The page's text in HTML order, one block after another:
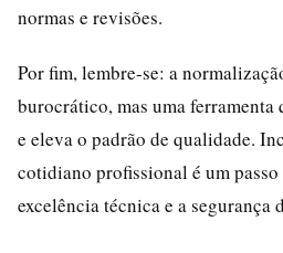
normas e revisões.
Por fim, lembre-se: a
burocrático, mas uma
e eleva o padrão de qualidade.
cotidiano profissional é um passo
excelência técnica e a segurança